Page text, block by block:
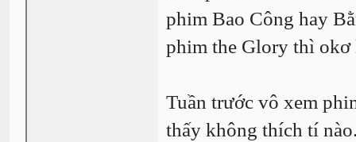
phim Bao Công hay
phim the Glory thì
Tuần trước vô xem
thấy không thích tí